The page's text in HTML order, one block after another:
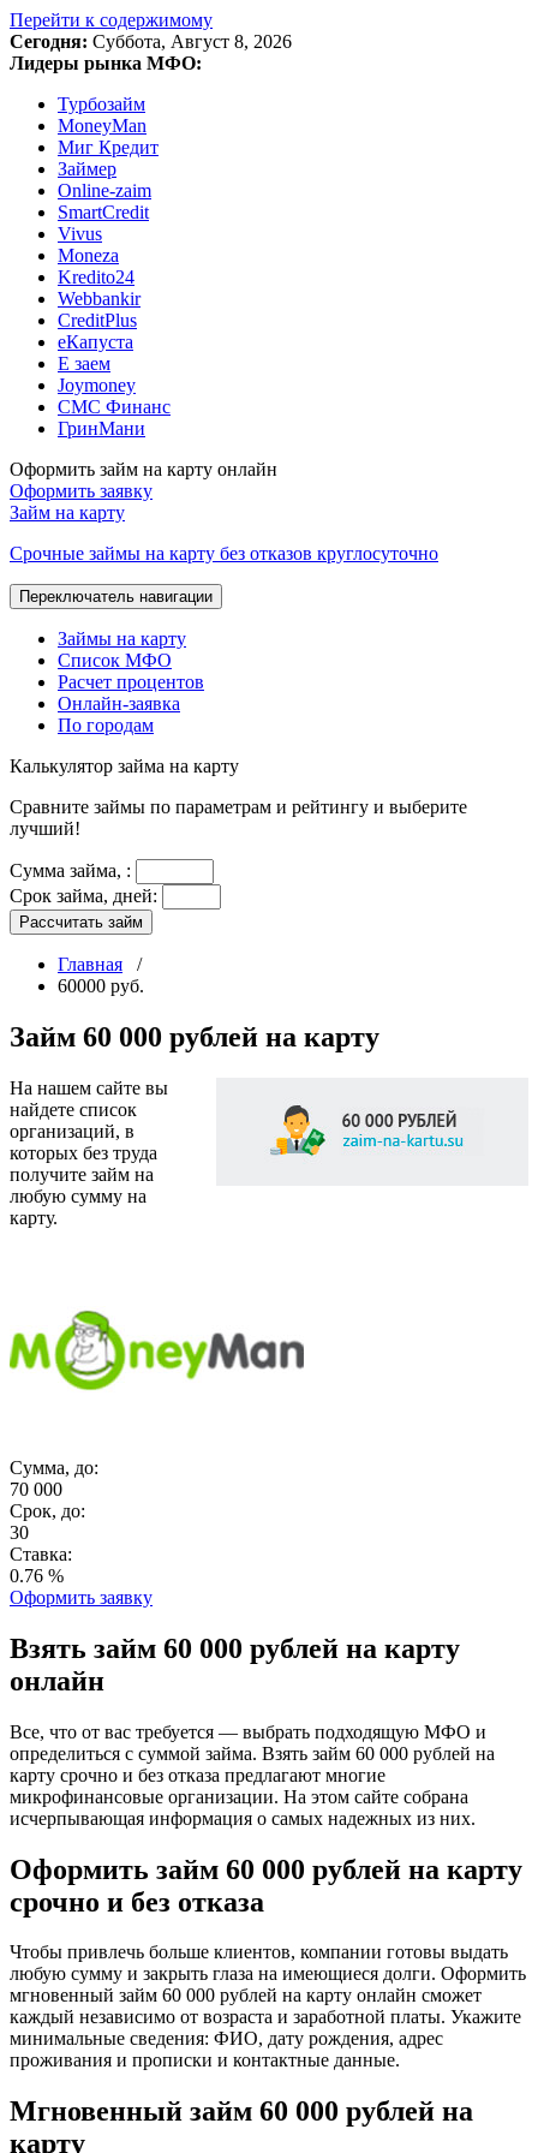
Перейти к содержимому
Сегодня: Суббота, Август 8, 2026
Лидеры рынка МФО:
Турбозайм
MoneyMan
Миг Кредит
Займер
Online-zaim
SmartCredit
Vivus
Moneza
Kredito24
Webbankir
CreditPlus
еКапуста
Е заем
Joymoney
СМС Финанс
ГринМани
Оформить займ на карту онлайн
Оформить заявку
Займ на карту
Срочные займы на карту без отказов круглосуточно
Переключатель навигации
Займы на карту
Список МФО
Расчет процентов
Онлайн-заявка
По городам
Калькулятор займа на карту
Сравните займы по параметрам и рейтингу и выберите
лучший!
Сумма займа, :
Срок займа, дней:
Рассчитать займ
Главная /
60000 руб.
Займ 60 000 рублей на карту
На нашем сайте вы
найдете список
организаций, в
которых без труда
получите займ на
любую сумму на
карту.
Сумма, до:
70 000
Срок, до:
30
Ставка:
0.76 %
Оформить заявку
Взять займ 60 000 рублей на карту
онлайн
Все, что от вас требуется — выбрать подходящую МФО и
определиться с суммой займа. Взять займ 60 000 рублей на
карту срочно и без отказа предлагают многие
микрофинансовые организации. На этом сайте собрана
исчерпывающая информация о самых надежных из них.
Оформить займ 60 000 рублей на карту
срочно и без отказа
Чтобы привлечь больше клиентов, компании готовы выдать
любую сумму и закрыть глаза на имеющиеся долги. Оформить
мгновенный займ 60 000 рублей на карту онлайн сможет
каждый независимо от возраста и заработной платы. Укажите
минимальные сведения: ФИО, дату рождения, адрес
проживания и прописки и контактные данные.
Мгновенный займ 60 000 рублей на
карту